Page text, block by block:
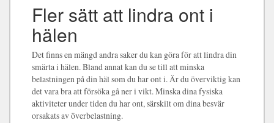
Fler sätt att lindra ont i
hälen
Det finns en mängd andra saker du kan göra för att lindra din
smärta i hälen. Bland annat kan du se till att minska
belastningen på din häl som du har ont i. Är du överviktig kan
det vara bra att försöka gå ner i vikt. Minska dina fysiska
aktiviteter under tiden du har ont, särskilt om dina besvär
orsakats av överbelastning.